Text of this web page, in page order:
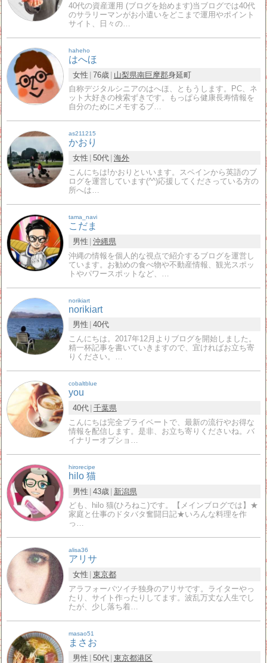
40代の資産運用 (ブログを始めます)当ブログでは40代
のサラリーマンがお小遣いをどこまで運用やポイント
サイト、日々の…
haheho
はへほ
女性 76歳 山梨県南巨摩郡身延町
自称デジタルシニアのはへほ、ともうします。PC、ネ
ット大好きの検索ずきです。もっぱら健康長寿情報を
自分のためにメモするブ…
as211215
かおり
女性 50代 海外
こんにちは!かおりといいます。スペインから英語のブ
ログを運営しています(^^)応援してくださっている方の
所へは…
tama_navi
こだま
男性 沖縄県
沖縄の情報を個人的な視点で紹介するブログを運営し
ています。お勧めの食べ物や不動産情報、観光スポッ
トやパワースポットなど、…
norikiart
norikiart
男性 40代
こんにちは。2017年12月よりブログを開始しました。
精一杯記事を書いていきますので、宜ければお立ち寄
りください。…
cobaltblue
you
40代 千葉県
こんにちは完全プライベートで、最新の流行やお得な
情報を配信します。是非、お立ち寄りくださいね。バ
イナリーオプショ…
hirorecipe
hilo 猫
男性 43歳
新潟県
ども、hilo 猫(ひろねこ)です。【メインブログでは】★
家庭と仕事のドタバタ奮闘日記★いろんな料理を作
っ…
alisa36
アリサ
女性 東京都
アラフォーバツイチ独身のアリサです。ライターやっ
たり、サイト作ったりしてます。波乱万丈な人生でし
たが、少し落ち着…
masao51
まさお
男性 50代 東京都港区